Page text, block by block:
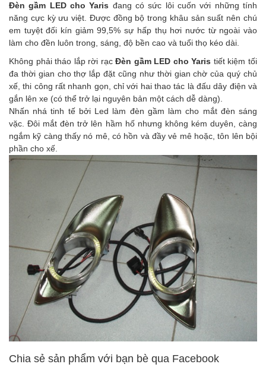
Đèn gầm LED cho Yaris đang có sức lôi cuốn với những tính
năng cực kỳ ưu việt. Được đồng bộ trong khâu sản suất nên chú
em tuyệt đối kín giảm 99,5% sự hấp thụ hơi nước từ ngoài vào
làm cho đền luôn trong, sáng, độ bền cao và tuổi thọ kéo dài.
Không phải tháo lắp rời rạcĐèn gầm LED cho Yaris tiết kiệm tối
đa thời gian cho thợ lắp đặt cũng như thời gian chờ của quý chủ
xế, thi công rất nhanh gọn, chỉ với hai thao tác là đấu dây điện và
gắn lên xe (có thể trở lại nguyên bản một cách dễ dàng).
Nhấn nhá tinh tế bởi Led làm đèn gầm làm cho mắt đèn sáng
vặc. Đôi mắt đèn trở lên hầm hố nhưng không kém duyên, càng
ngắm kỹ càng thấy nó mê, có hồn và đầy vẻ mê hoặc, tôn lên bội
phần cho xế.
Chia sẻ sản phẩm với bạn bè qua Facebook